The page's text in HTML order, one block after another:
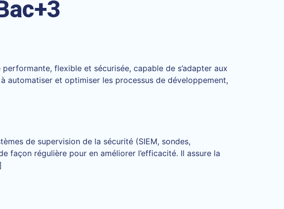
flexible et sécurisée, capable de s’adapter aux
automatiser et optimiser les processus de développement,
de supervision de la sécurité (SIEM, sondes,
façon régulière pour en améliorer l’efficacité. Il assure la